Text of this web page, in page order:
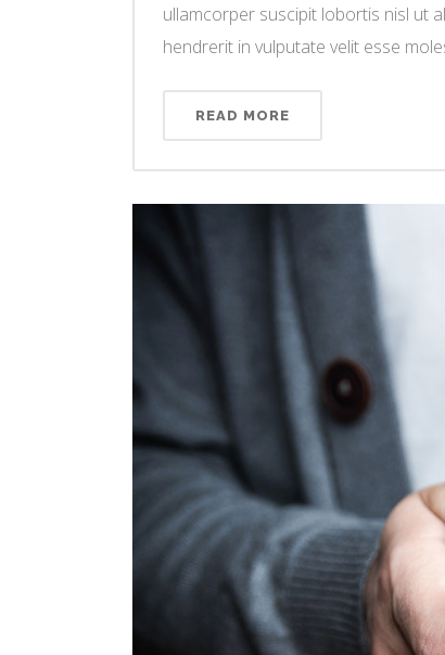
ullamcorper suscipit lobortis nisl ut
hendrerit in vulputate velit esse
READ MORE